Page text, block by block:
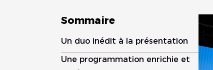
Sommaire
Un duo inédit à la présentation
Une programmation enrichie et